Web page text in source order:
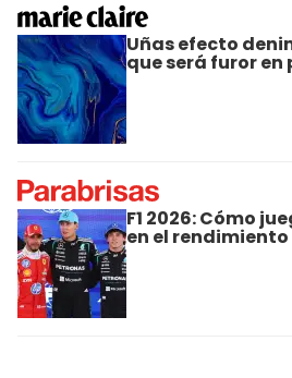
Uñas efecto
que será furor
F1 2026: Cómo
en el